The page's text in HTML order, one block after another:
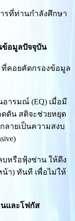
รที่ท่านกำลังศึกษา
ข้อมูลปัจจุบัน
คอยคัดกรองข้อมูล
ารมณ์ (EQ) เมื่อมี
ดัน สติจะช่วยหยุด
ลายเป็นความสงบ
บหรือฟุ้งซ่าน ให้ดึง
า) ทันที เพื่อไม่ให้
นและโฟกัส